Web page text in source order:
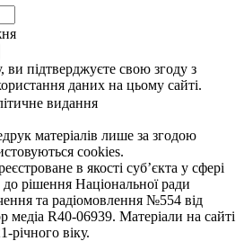
підтверджуєте свою згоду з
даних на цьому сайті.
видання
матеріалів лише за згодою
cookies.
в якості суб’єкта у сфері
рішення Національної ради
та радіомовлення №554 від
медіа R40-06939. Матеріали на сайті
річного віку.